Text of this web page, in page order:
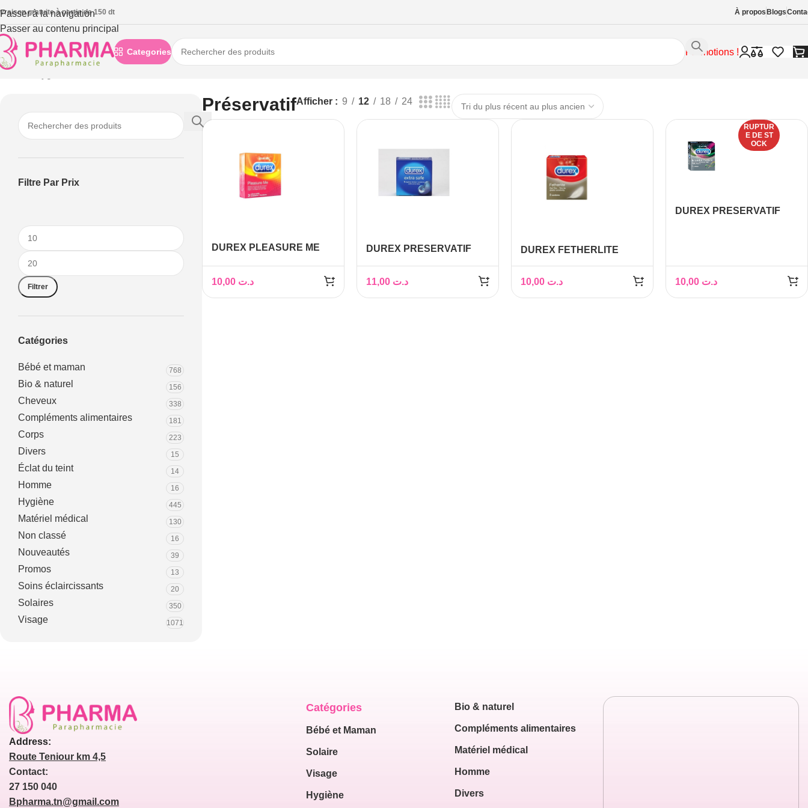
Passer à la navigation
Passer au contenu principal
gratuite à partie de 150 dt À propos Blogs
Categories Promotions !
Filtre Par Prix
Filtrer
Catégories
Bébé et maman 768
Bio & naturel 156
Cheveux 338
Compléments alimentaires 181
Corps 223
Divers 15
Éclat du teint 14
Homme 16
Hygiène 445
Matériel médical 130
Non classé 16
Nouveautés 39
Promos 13
Soins éclaircissants 20
Solaires 350
Visage 1071
PréservatifAfficher 9 12 18 24
DUREX PLEASURE ME
د.ت
DUREX PRESERVATIF
د.ت
DUREX FETHERLITE
د.ت
RUPTUR
E DE ST
OCK
DUREX PRESERVATIF
د.ت
Address:
Route Teniour km 4,5
Contact:
27 150 040
Bpharma.tn@gmail.com
Catégories
Bébé et Maman
Solaire
Visage
Hygiène
Bio & naturel
Compléments alimentaires
Matériel médical
Homme
Divers